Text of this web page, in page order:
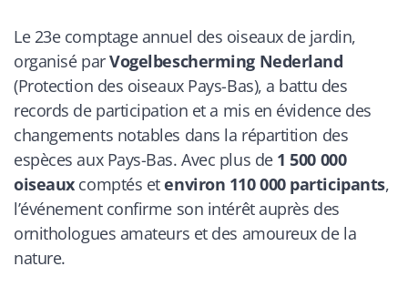
Le 23e comptage annuel des oiseaux de jardin,
organisé parVogelbescherming Nederland
(Protection des oiseaux Pays-Bas), a battu des
records de participation et a mis en évidence des
changements notables dans la répartition des
espèces aux Pays-Bas. Avec plus de 1 500 000
oiseauxcomptés etenviron 110 000 participants,
l’événement confirme son intérêt auprès des
ornithologues amateurs et des amoureux de la
nature.